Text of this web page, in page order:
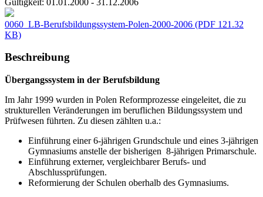
0060_LB-Berufsbildungssystem-Polen-2000-2006 (PDF 121.32
KB)
Beschreibung
Übergangssystem in der Berufsbildung
Im Jahr 1999 wurden in Polen Reformprozesse eingeleitet, die zu
strukturellen Veränderungen im beruflichen Bildungssystem und
Prüfwesen führten. Zu diesen zählten u.a.:
Einführung einer 6-jährigen Grundschule und eines 3-jährigen
Gymnasiums anstelle der bisherigen 8-jährigen Primarschule.
Einführung externer, vergleichbarer Berufs- und
Abschlussprüfungen.
Reformierung der Schulen oberhalb des Gymnasiums.